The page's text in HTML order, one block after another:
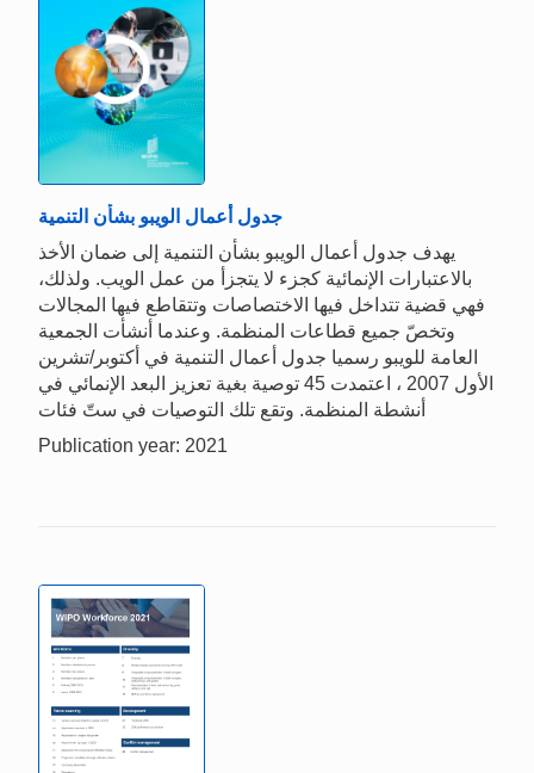
جدول أعمال الويبو بشأن التنمية
يهدف جدول أعمال الويبو بشأن التنمية إلى ضمان الأخذ
بالاعتبارات الإنمائية كجزء لا يتجزأ من عمل الويب. ولذلك،
فهي قضية تتداخل فيها الاختصاصات وتتقاطع فيها المجالات
وتخصّ جميع قطاعات المنظمة. وعندما أنشأت الجمعية
العامة للويبو رسميا جدول أعمال التنمية في أكتوبر/تشرين
الأول 2007 ، اعتمدت 45 توصية بغية تعزيز البعد الإنمائي في
أنشطة المنظمة. وتقع تلك التوصيات في ستّ فئات
Publication year: 2021